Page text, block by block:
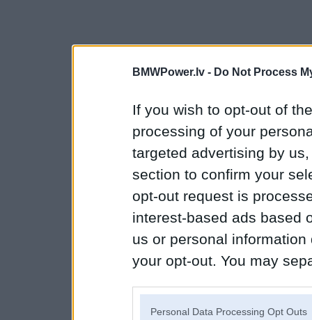
BMWPower.lv - Do Not Process
If you wish to opt-out of
processing of your
targeted advertising by
section to confirm your
opt-out request is
interest-based ads based
us or personal
your opt-out. You may
Personal Data Processing Opt Outs